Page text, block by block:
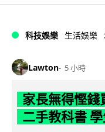
科技娛樂 生活娛樂
Lawton 5 小時
家長無得慳錢
二手教科書